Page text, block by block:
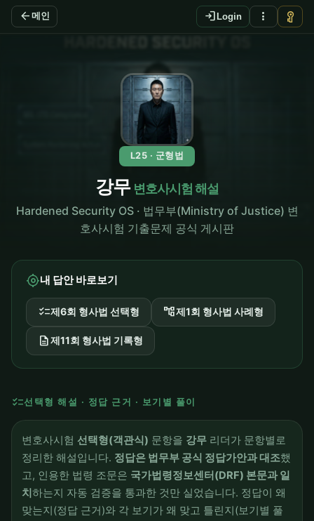
arrow_back 메인 login Login more_vert vpn_key
L25 · 군형법
강무 변호사시험 해설
Hardened Security OS · 법무부(Ministry of Justice) 변
호사시험 기출문제 공식 게시판
my_location내 답안 바로보기
checklist제6회 형사법 선택형 account_tree제1회 형사법 사례형
description제11회 형사법 기록형
checklist선택형 해설 · 정답 근거 · 보기별 풀이
변호사시험 선택형(객관식) 문항을 강무 리더가 문항별로
정리한 해설입니다. 정답은 법무부 공식 정답가안과 대조했
고, 인용한 법령 조문은 국가법령정보센터(DRF) 본문과 일
치하는지 자동 검증을 통과한 것만 실었습니다. 정답이 왜
맞는지(정답 근거)와 각 보기가 왜 맞고 틀린지(보기별 풀